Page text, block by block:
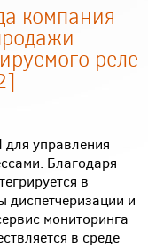
компания
реле
управления
Благодаря
в
и
мониторинга
в среде